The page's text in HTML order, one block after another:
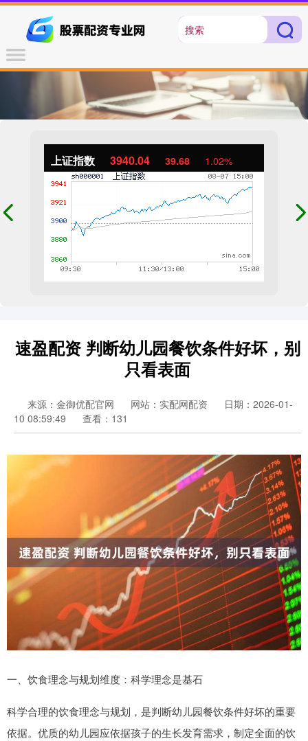
上证指数 3940.04 39.68 1.02%
速盈配资 判断幼儿园餐饮条件好坏，别
只看表面
来源：金御优配官网 网站：实配网配资
日期：2026-01-
10 08:59:49
查看：131
一、饮食理念与规划维度：科学理念是基石
科学合理的饮食理念与规划，是判断幼儿园餐饮条件好坏的重要
依据。优质的幼儿园应依据孩子的生长发育需求，制定全面的饮